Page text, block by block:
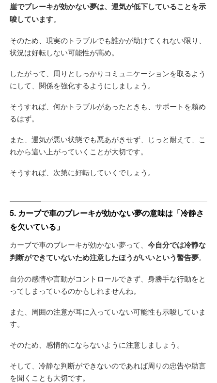
崖でブレーキが効かない夢は、運気が低下していることを示
唆しています。
そのため、現実のトラブルでも誰かが助けてくれない限り、
状況は好転しない可能性が高め。
したがって、周りとしっかりコミュニケーションを取るよう
にして、関係を強化するようにしましょう。
そうすれば、何かトラブルがあったときも、サポートを頼め
るはず。
また、運気が悪い状態でも悪あがきせず、じっと耐えて、こ
れから這い上がっていくことが大切です。
そうすれば、次第に好転していくでしょう。
5. カーブで車のブレーキが効かない夢の意味は「冷静さ
を欠いている」
カーブで車のブレーキが効かない夢って、 今自分では冷静な
判断ができていないため注意したほうがいいという警告夢。
自分の感情や言動がコントロールできず、身勝手な行動をと
ってしまっているのかもしれませんね。
また、周囲の注意が耳に入っていない可能性も示唆していま
す。
そのため、感情的にならないように注意しましょう。
そして、冷静な判断ができないのであれば周りの忠告や助言
を聞くことも大切です。